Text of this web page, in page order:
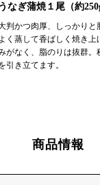
うなぎ蒲焼１尾（約
判かつ肉厚、しっかり
よく蒸して香ばしく焼き
がなく、脂のりは抜群。
引き立てます。
商品情報